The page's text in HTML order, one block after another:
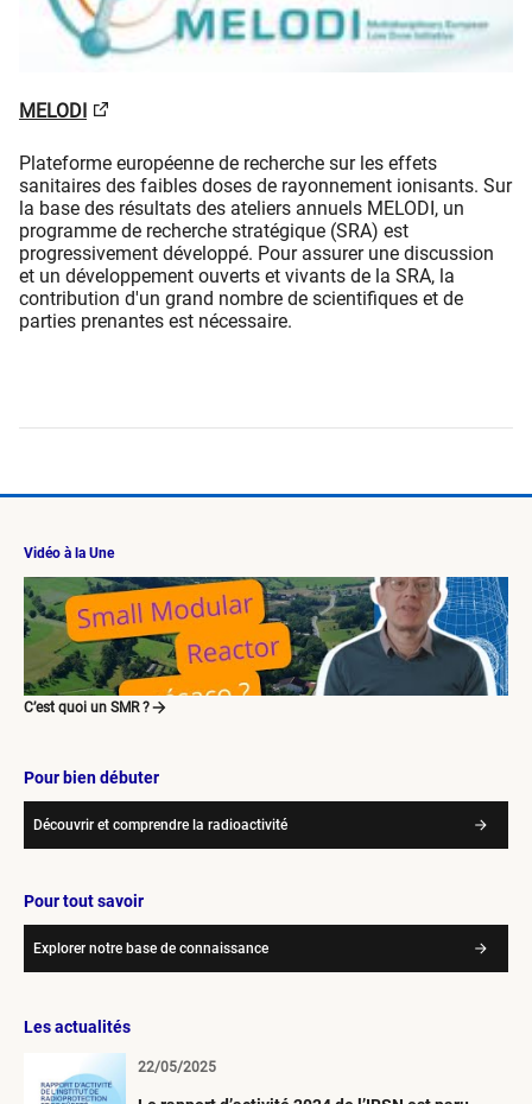
MELODI
Plateforme européenne de recherche sur les effets
sanitaires des faibles doses de rayonnement ionisants. Sur
la base des résultats des ateliers annuels MELODI, un
programme de recherche stratégique (SRA) est
progressivement développé. Pour assurer une discussion
et un développement ouverts et vivants de la SRA, la
contribution d'un grand nombre de scientifiques et de
parties prenantes est nécessaire.
Vidéo à la Une
C’est quoi un SMR ?
Pour bien débuter
Découvrir et comprendre la radioactivité
Pour tout savoir
Explorer notre base de connaissance
Les actualités
22/05/2025